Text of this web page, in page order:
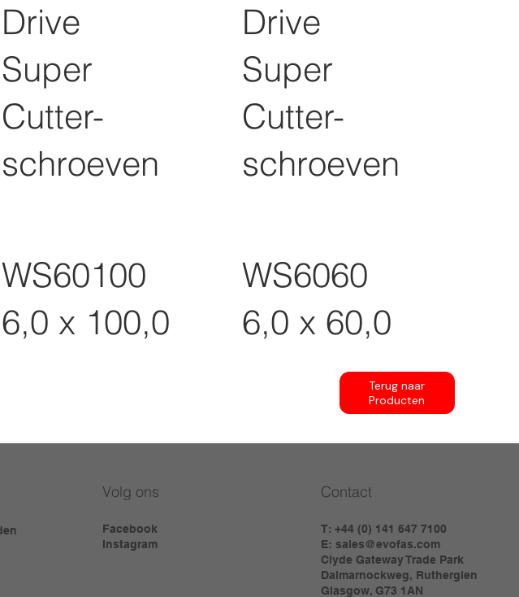
Drive
Super
Cutter-
schroeven
WS60100
6,0 x 100,0
Drive
Super
Cutter-
schroeven
WS6060
6,0 x 60,0
Terug naar
Producten
Volg ons
Facebook
Instagram
Contact
T: +44 (0) 141 647 7100
E:sales@evofas.com
Clyde Gateway Trade Park
Dalmarnockweg, Rutherglen
Glasgow, G73 1AN